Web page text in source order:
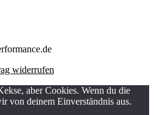
widerrufen
aber Cookies. Wenn du die
von deinem Einverständnis aus.